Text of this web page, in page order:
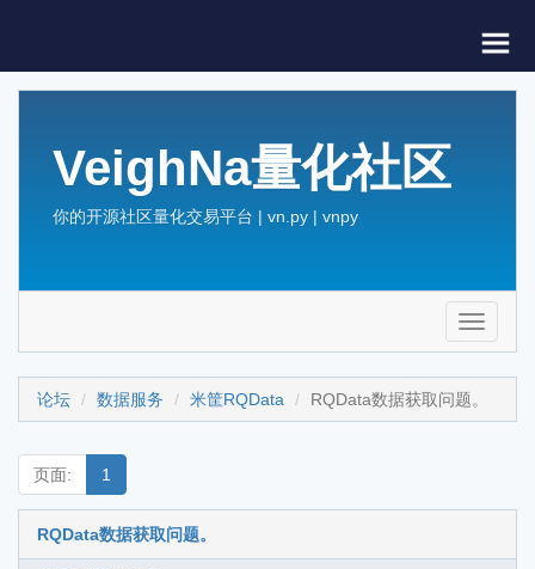
VeighNa量化社区
你的开源社区量化交易平台 | vn.py | vnpy
Toggle
论坛 数据服务 米筐RQData RQData数据获取问题。
页面: 1
RQData数据获取问题。